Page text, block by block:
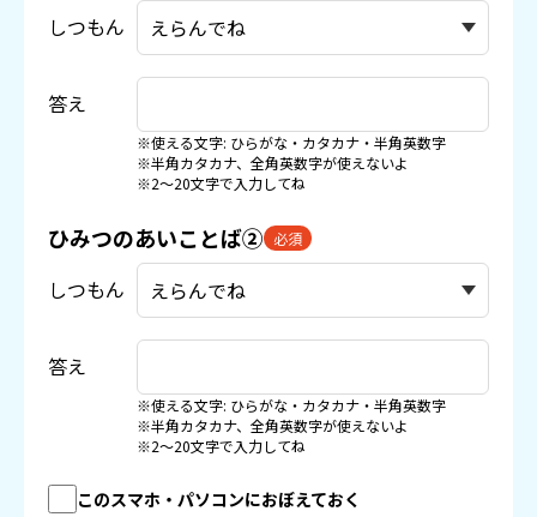
しつもん
答え
※使える文字: ひらがな・カタカナ・半角英数字
※半角カタカナ、全角英数字が使えないよ
※2〜20文字で入力してね
ひみつのあいことば② 必須
しつもん
答え
※使える文字: ひらがな・カタカナ・半角英数字
※半角カタカナ、全角英数字が使えないよ
※2〜20文字で入力してね
このスマホ・パソコンにおぼえておく